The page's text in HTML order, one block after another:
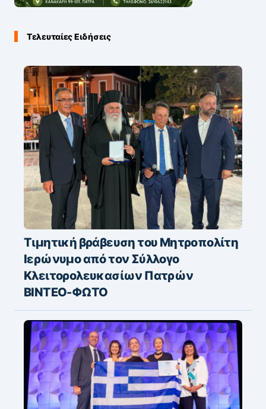
Τελευταίες Ειδήσεις
Τιμητική βράβευση του Μητροπολίτη
Ιερώνυμο από τον Σύλλογο
Κλειτορολευκασίων Πατρών
ΒΙΝΤΕΟ-ΦΩΤΟ